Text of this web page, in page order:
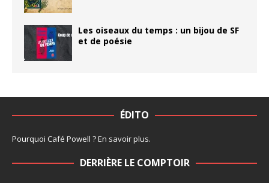
Les oiseaux du temps : un bijou de SF
et de poésie
ÉDITO
Pourquoi Café Powell ?En savoir plus.
DERRIÈRE LE COMPTOIR